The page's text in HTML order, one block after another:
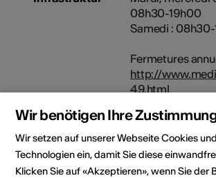
08h30-19h00
Samedi :
Fermetures
http://
49.html
Bauliche
Zugänglichkeit
Wir benötigen Ihre
Wir setzen auf unserer Webseite Cookies
Technologien ein, damit Sie diese
Klicken Sie auf «Akzeptieren», wenn Sie der